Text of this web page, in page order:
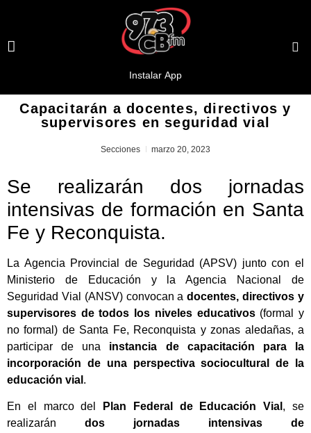
Capacitarán a docentes, directivos y
supervisores en seguridad vial
Secciones marzo 20, 2023
Se realizarán dos jornadas
intensivas de formación en Santa
Fe y Reconquista.
La Agencia Provincial de Seguridad (APSV) junto con el
Ministerio de Educación y la Agencia Nacional de
Seguridad Vial (ANSV) convocan adocentes, directivos y
supervisores de todos los niveles educativos(formal y
no formal) de Santa Fe, Reconquista y zonas aledañas, a
participar de una instancia de capacitación para la
incorporación de una perspectiva sociocultural de la
educación vial .
En el marco del Plan Federal de Educación Vial , se
realizarán dos jornadas intensivas de